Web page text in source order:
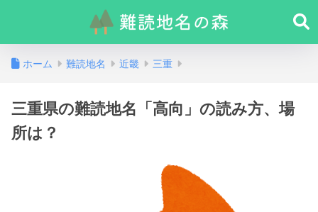
ホーム 難読地名 近畿 三重
三重県の難読地名「高向」の読み方、場
所は？